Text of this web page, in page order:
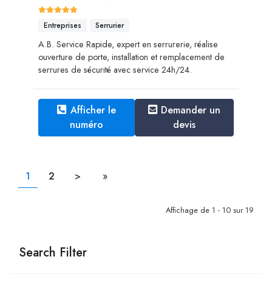
Search Filter
Entreprises Serrurier
A.B. Service Rapide, expert en serrurerie, réalise
ouverture de porte, installation et remplacement de
serrures de sécurité avec service 24h/24.
Afficher le
numéro
Demander un
devis
1 2 > »
Affichage de 1 - 10 sur 19